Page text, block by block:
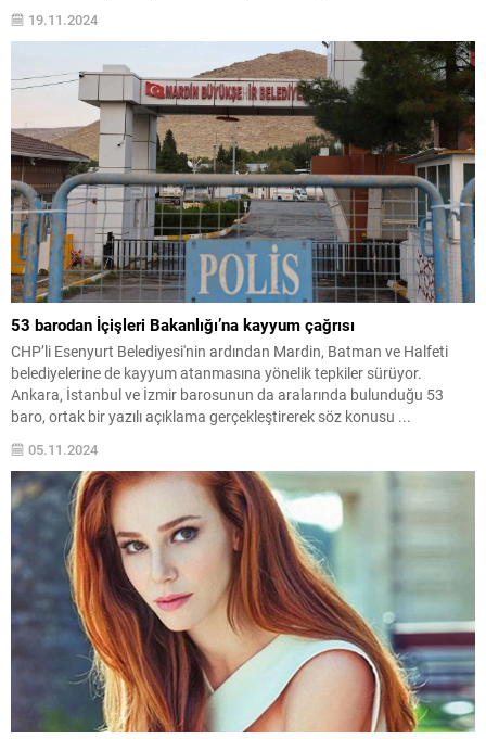
19.11.2024
53 barodan İçişleri Bakanlığı’na kayyum çağrısı
CHP’li Esenyurt Belediyesi'nin ardından Mardin, Batman ve Halfeti
belediyelerine de kayyum atanmasına yönelik tepkiler sürüyor.
Ankara, İstanbul ve İzmir barosunun da aralarında bulunduğu 53
baro, ortak bir yazılı açıklama gerçekleştirerek söz konusu ...
05.11.2024